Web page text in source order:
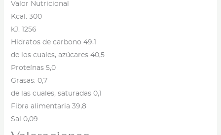
Valor Nutricional
Kcal. 300
kJ. 1256
Hidratos de carbono 49,1
de los cuales, azúcares 40,5
Proteínas 5,0
Grasas: 0,7
de las cuales, saturadas 0,1
Fibra alimentaria 39,8
Sal 0,09